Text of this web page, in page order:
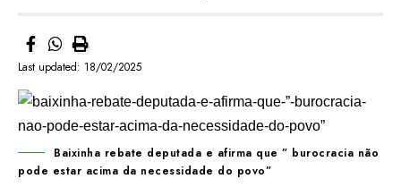
Last updated: 18/02/2025
Baixinha rebate deputada e afirma que ” burocracia não
pode estar acima da necessidade do povo”